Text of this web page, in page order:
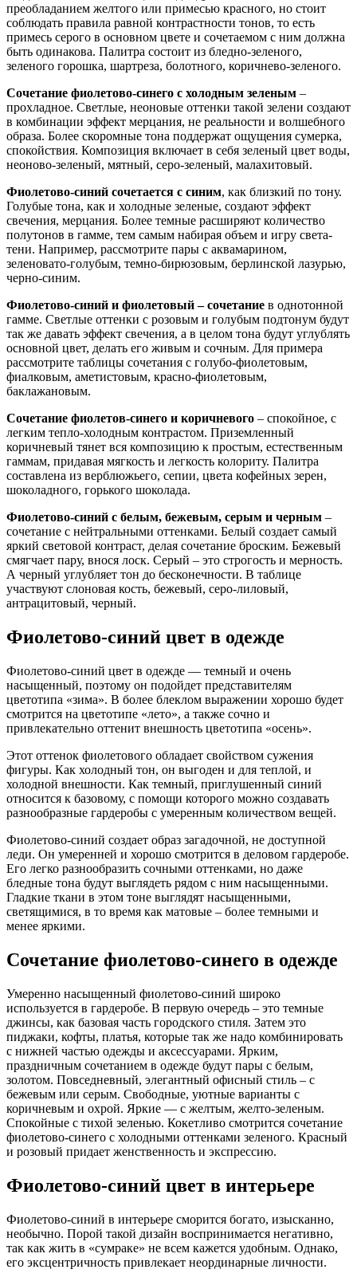
преобладанием желтого или примесью красного, но стоит
соблюдать правила равной контрастности тонов, то есть
примесь серого в основном цвете и сочетаемом с ним должна
быть одинакова. Палитра состоит из бледно-зеленого,
зеленого горошка, шартреза, болотного, коричнево-зеленого.
Сочетание фиолетово-синего с холодным зеленым –
прохладное. Светлые, неоновые оттенки такой зелени создают
в комбинации эффект мерцания, не реальности и волшебного
образа. Более скоромные тона поддержат ощущения сумерка,
спокойствия. Композиция включает в себя зеленый цвет воды,
неоново-зеленый, мятный, серо-зеленый, малахитовый.
Фиолетово-синий сочетается с синим, как близкий по тону.
Голубые тона, как и холодные зеленые, создают эффект
свечения, мерцания. Более темные расширяют количество
полутонов в гамме, тем самым набирая объем и игру света-
тени. Например, рассмотрите пары с аквамарином,
зеленовато-голубым, темно-бирюзовым, берлинской лазурью,
черно-синим.
Фиолетово-синий и фиолетовый – сочетание в однотонной
гамме. Светлые оттенки с розовым и голубым подтонум будут
так же давать эффект свечения, а в целом тона будут углублять
основной цвет, делать его живым и сочным. Для примера
рассмотрите таблицы сочетания с голубо-фиолетовым,
фиалковым, аметистовым, красно-фиолетовым,
баклажановым.
Сочетание фиолетов-синего и коричневого – спокойное, с
легким тепло-холодным контрастом. Приземленный
коричневый тянет вся композицию к простым, естественным
гаммам, придавая мягкость и легкость колориту. Палитра
составлена из верблюжьего, сепии, цвета кофейных зерен,
шоколадного, горького шоколада.
Фиолетово-синий с белым, бежевым, серым и черным –
сочетание с нейтральными оттенками. Белый создает самый
яркий световой контраст, делая сочетание броским. Бежевый
смягчает пару, внося лоск. Серый – это строгость и мерность.
А черный углубляет тон до бесконечности. В таблице
участвуют слоновая кость, бежевый, серо-лиловый,
антрацитовый, черный.
Фиолетово-синий цвет в одежде
Фиолетово-синий цвет в одежде — темный и очень
насыщенный, поэтому он подойдет представителям
цветотипа «зима». В более блеклом выражении хорошо будет
смотрится на цветотипе «лето», а также сочно и
привлекательно оттенит внешность цветотипа «осень».
Этот оттенок фиолетового обладает свойством сужения
фигуры. Как холодный тон, он выгоден и для теплой, и
холодной внешности. Как темный, приглушенный синий
относится к базовому, с помощи которого можно создавать
разнообразные гардеробы с умеренным количеством вещей.
Фиолетово-синий создает образ загадочной, не доступной
леди. Он умеренней и хорошо смотрится в деловом гардеробе.
Его легко разнообразить сочными оттенками, но даже
бледные тона будут выглядеть рядом с ним насыщенными.
Гладкие ткани в этом тоне выглядят насыщенными,
светящимися, в то время как матовые – более темными и
менее яркими.
Сочетание фиолетово-синего в одежде
Умеренно насыщенный фиолетово-синий широко
используется в гардеробе. В первую очередь – это темные
джинсы, как базовая часть городского стиля. Затем это
пиджаки, кофты, платья, которые так же надо комбинировать
с нижней частью одежды и аксессуарами. Ярким,
праздничным сочетанием в одежде будут пары с белым,
золотом. Повседневный, элегантный офисный стиль – с
бежевым или серым. Свободные, уютные варианты с
коричневым и охрой. Яркие — с желтым, желто-зеленым.
Спокойные с тихой зеленью. Кокетливо смотрится сочетание
фиолетово-синего с холодными оттенками зеленого. Красный
и розовый придает женственность и экспрессию.
Фиолетово-синий цвет в интерьере
Фиолетово-синий в интерьере сморится богато, изысканно,
необычно. Порой такой дизайн воспринимается негативно,
так как жить в «сумраке» не всем кажется удобным. Однако,
его эксцентричность привлекает неординарные личности.